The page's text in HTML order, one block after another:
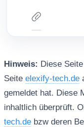
Hinweis: Diese
Seite elexify-tech.de
gemeldet hat. Diese
inhaltlich überprüft.
tech.debzw deren